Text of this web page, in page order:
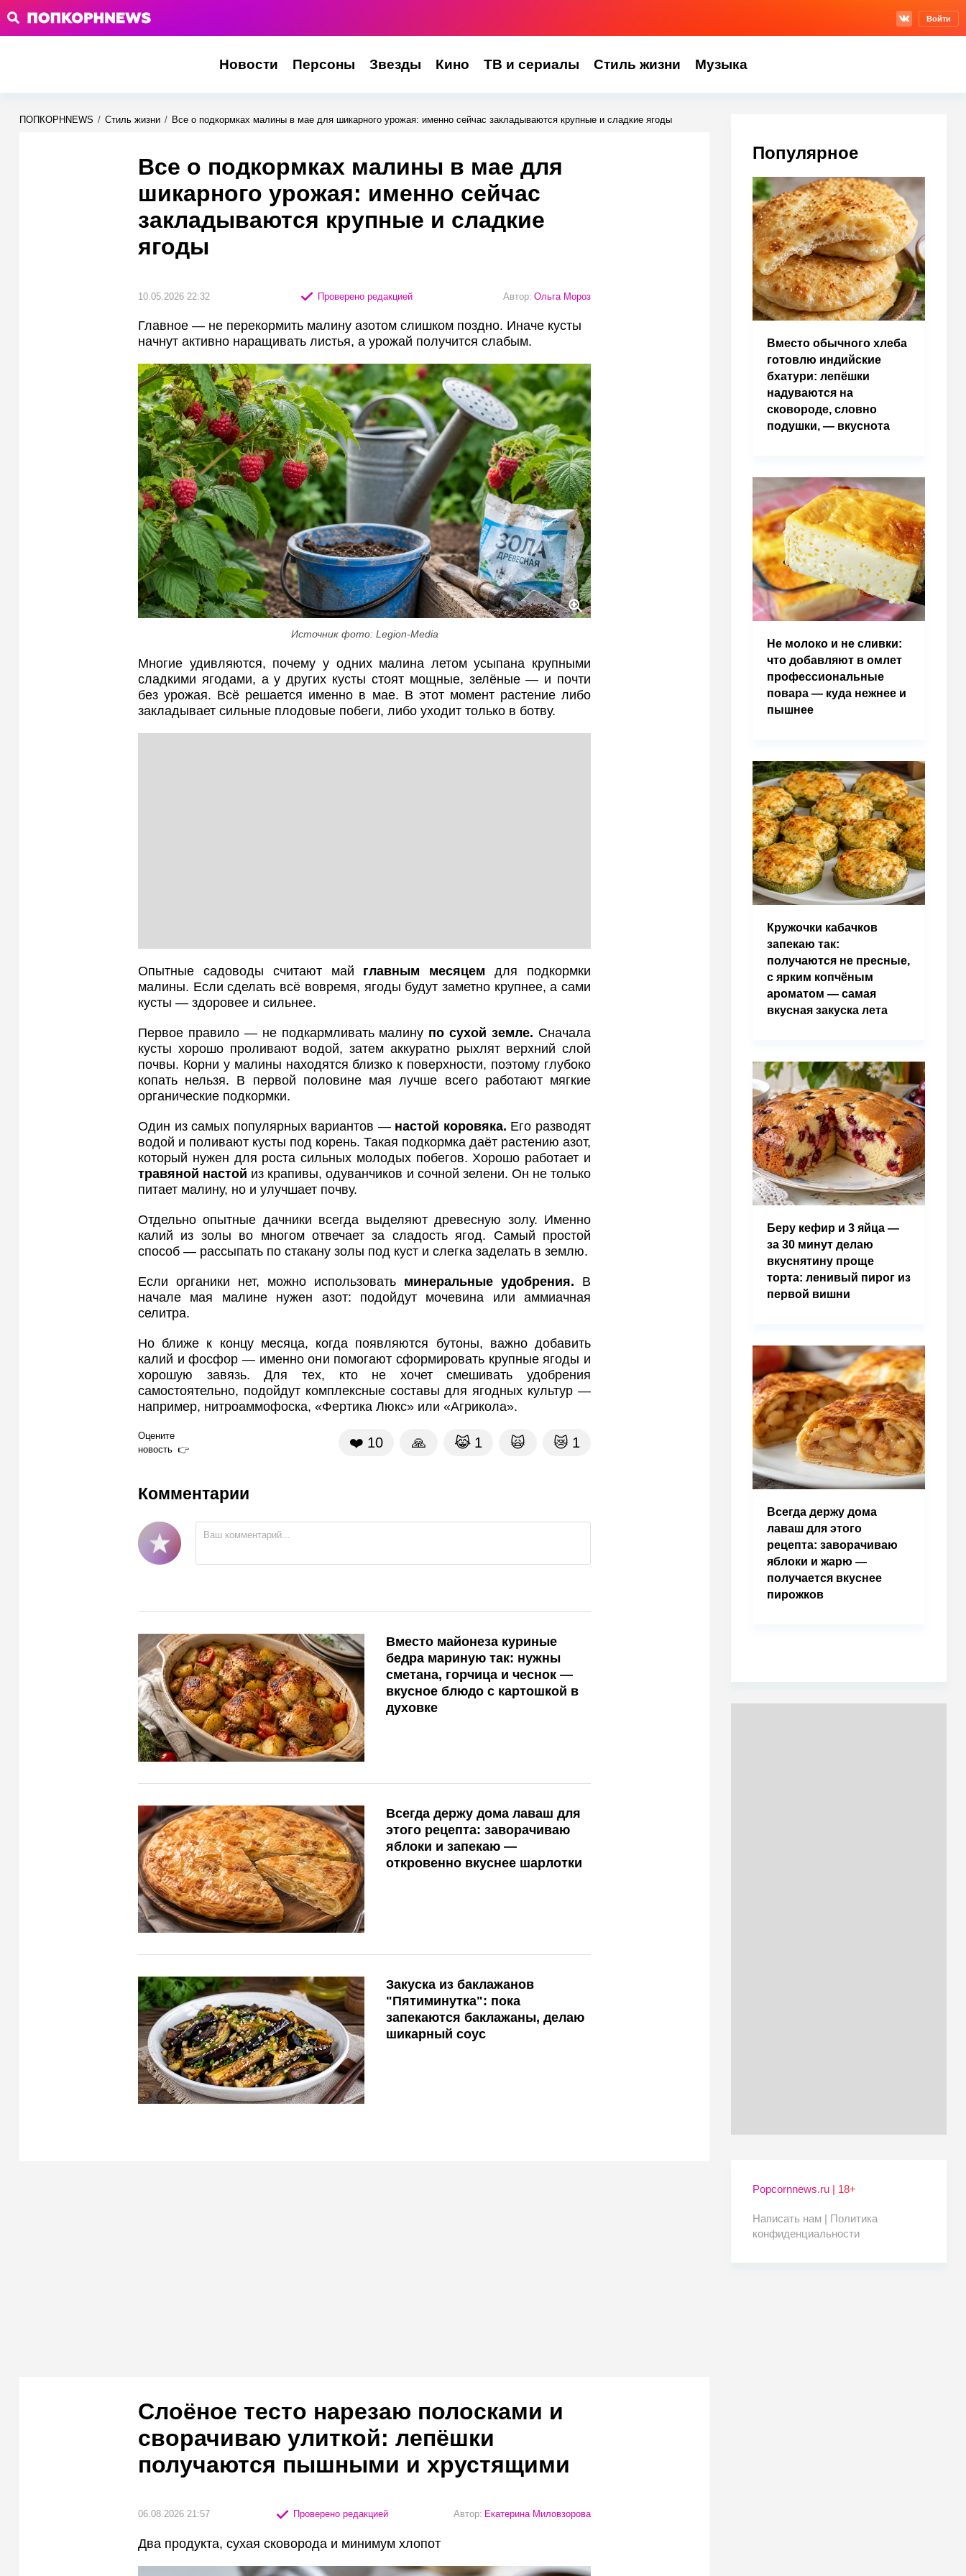
Войти
Новости Персоны Звезды Кино ТВ и сериалы Стиль жизни Музыка
ПОПКОРНNEWS / Стиль жизни / Все о подкормках малины в мае для шикарного урожая: именно сейчас закладываются крупные и сладкие ягоды
Все о подкормках малины в мае для
шикарного урожая: именно сейчас
закладываются крупные и сладкие
ягоды
10.05.2026 22:32 Проверено редакцией Автор: Ольга Мороз
Главное — не перекормить малину азотом слишком поздно. Иначе кусты
начнут активно наращивать листья, а урожай получится слабым.
Источник фото: Legion-Media
Многие удивляются, почему у одних малина летом усыпана крупными
сладкими ягодами, а у других кусты стоят мощные, зелёные — и почти
без урожая. Всё решается именно в мае. В этот момент растение либо
закладывает сильные плодовые побеги, либо уходит только в ботву.
Опытные садоводы считают май главным месяцем для подкормки
малины. Если сделать всё вовремя, ягоды будут заметно крупнее, а сами
кусты — здоровее и сильнее.
Первое правило — не подкармливать малину по сухой земле. Сначала
кусты хорошо проливают водой, затем аккуратно рыхлят верхний слой
почвы. Корни у малины находятся близко к поверхности, поэтому глубоко
копать нельзя. В первой половине мая лучше всего работают мягкие
органические подкормки.
Один из самых популярных вариантов — настой коровяка. Его разводят
водой и поливают кусты под корень. Такая подкормка даёт растению азот,
который нужен для роста сильных молодых побегов. Хорошо работает и
травяной настой из крапивы, одуванчиков и сочной зелени. Он не только
питает малину, но и улучшает почву.
Отдельно опытные дачники всегда выделяют древесную золу. Именно
калий из золы во многом отвечает за сладость ягод. Самый простой
способ — рассыпать по стакану золы под куст и слегка заделать в землю.
Если органики нет, можно использовать минеральные удобрения. В
начале мая малине нужен азот: подойдут мочевина или аммиачная
селитра.
Но ближе к концу месяца, когда появляются бутоны, важно добавить
калий и фосфор — именно они помогают сформировать крупные ягоды и
хорошую завязь. Для тех, кто не хочет смешивать удобрения
самостоятельно, подойдут комплексные составы для ягодных культур —
например, нитроаммофоска, «Фертика Люкс» или «Агрикола».
Оцените
новость
❤️ 10 🙏 😹 1 🙀 😿 1
Комментарии
Вместо майонеза куриные
бедра мариную так: нужны
сметана, горчица и чеснок —
вкусное блюдо с картошкой в
духовке
Всегда держу дома лаваш для
этого рецепта: заворачиваю
яблоки и запекаю —
откровенно вкуснее шарлотки
Закуска из баклажанов
"Пятиминутка": пока
запекаются баклажаны, делаю
шикарный соус
Слоёное тесто нарезаю полосками и
сворачиваю улиткой: лепёшки
получаются пышными и хрустящими
06.08.2026 21:57 Проверено редакцией Автор: Екатерина Миловзорова
Два продукта, сухая сковорода и минимум хлопот
Популярное
Вместо обычного хлеба
готовлю индийские
бхатури: лепёшки
надуваются на
сковороде, словно
подушки, — вкуснота
Не молоко и не сливки:
что добавляют в омлет
профессиональные
повара — куда нежнее и
пышнее
Кружочки кабачков
запекаю так:
получаются не пресные,
с ярким копчёным
ароматом — самая
вкусная закуска лета
Беру кефир и 3 яйца —
за 30 минут делаю
вкуснятину проще
торта: ленивый пирог из
первой вишни
Всегда держу дома
лаваш для этого
рецепта: заворачиваю
яблоки и жарю —
получается вкуснее
пирожков
Popcornnews.ru | 18+
Написать нам | Политика
конфиденциальности